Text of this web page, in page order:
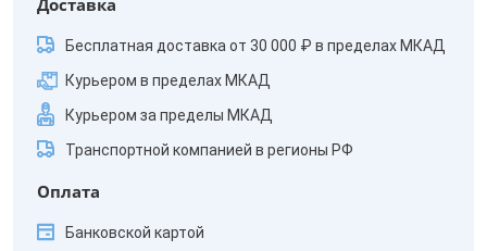
Бесплатная доставка от 30 000 ₽ в пределах МКАД
Курьером в пределах МКАД
Курьером за пределы МКАД
Транспортной компанией в регионы РФ
Оплата
Банковской картой